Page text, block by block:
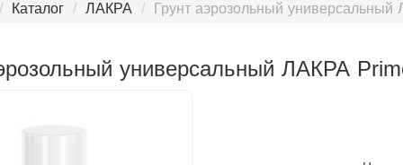
Каталог ЛАКРА Грунт аэрозольный
универсальный ЛАКРА